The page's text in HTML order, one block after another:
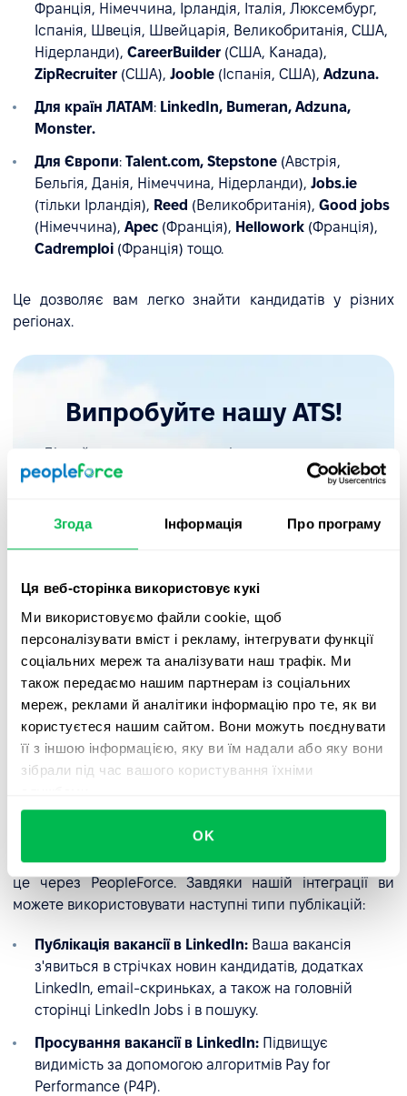
Згода Інформація Про програму
Ця веб-сторінка використовує кукі
Ми використовуємо файли cookie, щоб
персоналізувати вміст і рекламу, інтегрувати функції
соціальних мереж та аналізувати наш трафік. Ми
також передаємо нашим партнерам із соціальних
мереж, реклами й аналітики інформацію про те, як ви
користуєтеся нашим сайтом. Вони можуть поєднувати
її з іншою інформацією, яку ви їм надали або яку вони
зібрали під час вашого користування їхніми
OK
Франція, Німеччина, Ірландія, Італія, Люксембург,
Іспанія, Швеція, Швейцарія, Великобританія, США,
Нідерланди), CareerBuilder (США, Канада),
ZipRecruiter (США), Jooble (Іспанія, США), Adzuna.
Для країн ЛАТАМ : LinkedIn, Bumeran, Adzuna,
Monster.
Для Європи: Talent.com, Stepstone (Австрія,
Бельгія, Данія, Німеччина, Нідерланди), Jobs.ie
(тільки Ірландія), Reed (Великобританія), Good jobs
(Німеччина), Apec (Франція), Hellowork (Франція),
Cadremploi (Франція) тощо.
Це дозволяє вам легко знайти кандидатів у різних
регіонах.
Випробуйте нашу ATS!
Дізнайтесь про можливості мультипостингу та
Як зробити мультипост
вакансії в LinkedIn?
Одним з найпоширеніших запитів, з якими наша
команда зіткнулася під час розробки функції, було
розміщення вакансій у LinkedIn. Розглянемо
докладніше, як тепер можна публікувати там ваші
Якщо ви хочете використовувати LinkedIn, який
підтримує тільки платні публікації, ви можете робити
це через PeopleForce. Завдяки нашій інтеграції ви
можете використовувати наступні типи публікацій:
Публікація вакансії в LinkedIn: Ваша вакансія
з'явиться в стрічках новин кандидатів, додатках
LinkedIn, email-скриньках, а також на головній
сторінці LinkedIn Jobs і в пошуку.
Просування вакансії в LinkedIn: Підвищує
видимість за допомогою алгоритмів Pay for
Performance (P4P).